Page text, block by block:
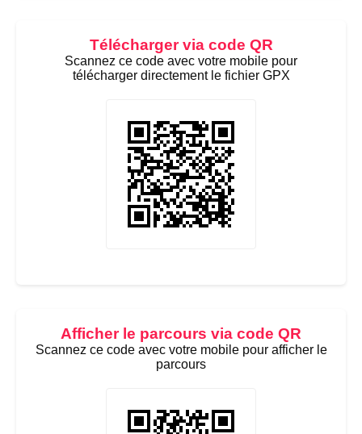
Télécharger via code QR
Scannez ce code avec votre mobile pour
télécharger directement le fichier GPX
Afficher le parcours via code QR
Scannez ce code avec votre mobile pour afficher le
parcours